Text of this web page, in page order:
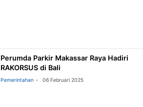
Perumda Parkir Makassar Raya Hadiri
RAKORSUS di Bali
Pemerintahan 06 Februari 2025